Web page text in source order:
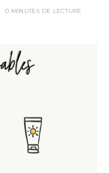
0 MINUTES DE LECTURE